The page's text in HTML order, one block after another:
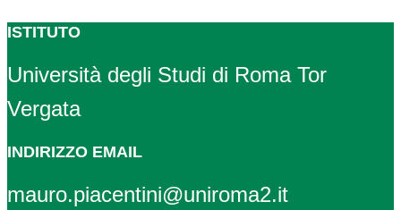
ISTITUTO
Università degli Studi di Roma Tor
Vergata
INDIRIZZO EMAIL
mauro.piacentini@uniroma2.it